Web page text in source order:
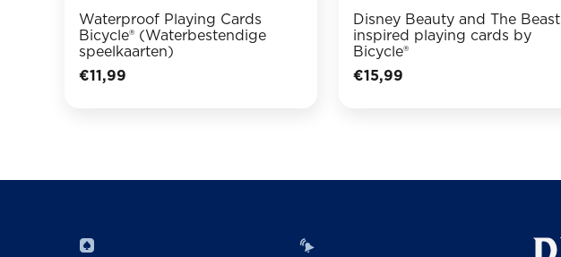
Waterproof Playing Cards
Bicycle® (Waterbestendige
speelkaarten)
€11,99
Disney Beauty and The Beast
inspired playing cards by
Bicycle®
€15,99